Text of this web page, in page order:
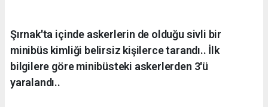
Şırnak'ta içinde askerlerin de olduğu sivli bir
minibüs kimliği belirsiz kişilerce tarandı.. İlk
bilgilere göre minibüsteki askerlerden 3'ü
yaralandı..